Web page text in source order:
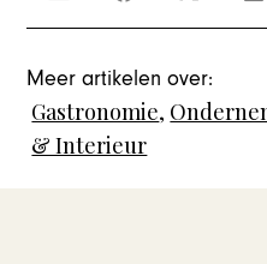
Meer artikelen over:
Gastronomie,
& Interieur